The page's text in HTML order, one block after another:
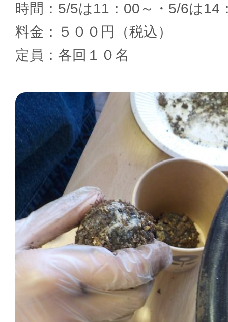
時間：5/5は11：00～・5/6は14
料金：５００円（税込）
定員：各回１０名